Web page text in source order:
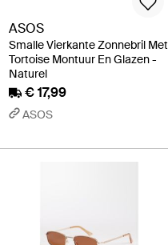
ASOS
Smalle Vierkante Zonnebril Met
Tortoise Montuur En Glazen -
Naturel
€ 17,99
ASOS